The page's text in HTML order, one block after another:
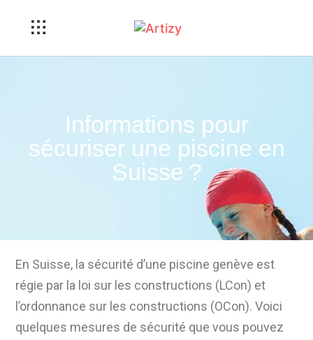
Informations pour
sécuriser une piscine en
Suisse ?
En Suisse, la sécurité d’une piscine genève est
régie par la loi sur les constructions (LCon) et
l’ordonnance sur les constructions (OCon). Voici
quelques mesures de sécurité que vous pouvez